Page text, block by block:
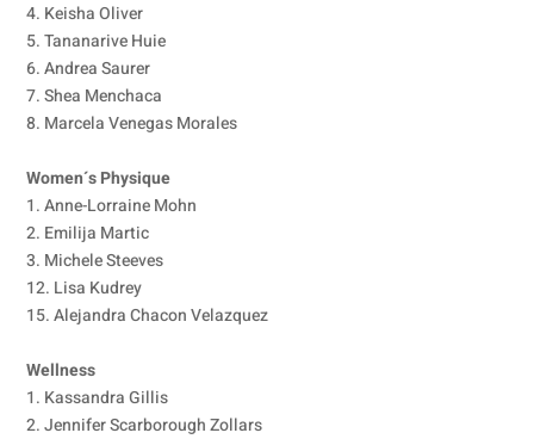
4. Keisha Oliver
5. Tananarive Huie
6. Andrea Saurer
7. Shea Menchaca
8. Marcela Venegas Morales
Women´s Physique
1. Anne-Lorraine Mohn
2. Emilija Martic
3. Michele Steeves
12. Lisa Kudrey
15. Alejandra Chacon Velazquez
Wellness
1. Kassandra Gillis
2. Jennifer Scarborough Zollars